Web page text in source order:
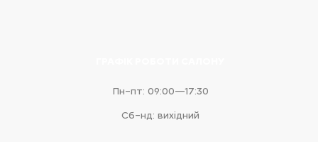
Пн–пт: 09:00—17:30
Сб–нд: вихідний